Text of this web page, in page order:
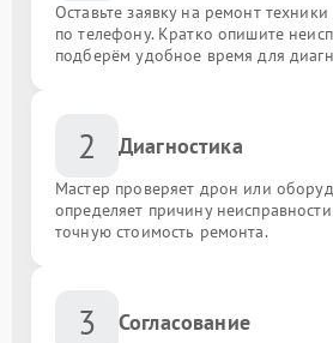
Оставьте заявку на ремонт техники
по телефону. Кратко опишите
подберём удобное время для
2 Диагностика
Мастер проверяет дрон или
определяет причину
точную стоимость ремонта.
3 Согласование